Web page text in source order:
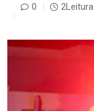
0 2Leitura